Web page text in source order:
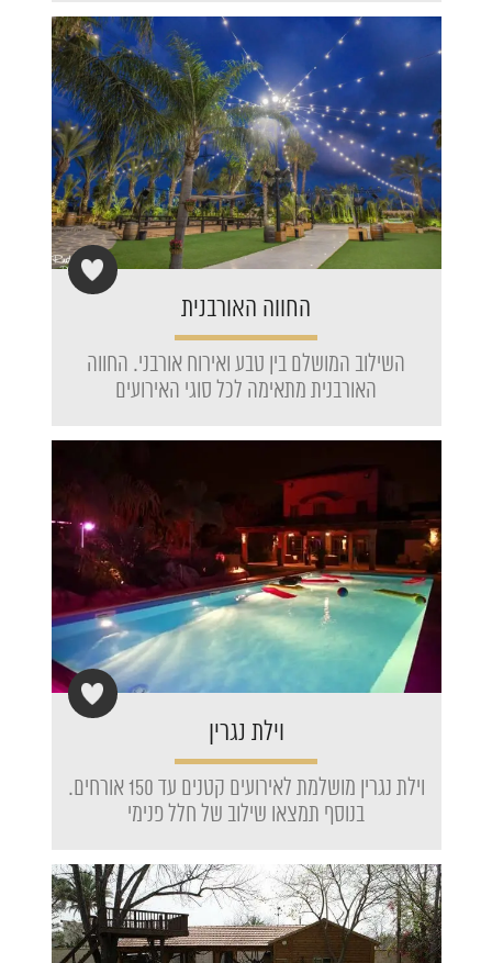
החווה האורבנית
השילוב המושלם בין טבע ואירוח אורבני. החווה
האורבנית מתאימה לכל סוגי האירועים
וילת נגרין
וילת נגרין מושלמת לאירועים קטנים עד 150 אורחים.
בנוסף תמצאו שילוב של חלל פנימי